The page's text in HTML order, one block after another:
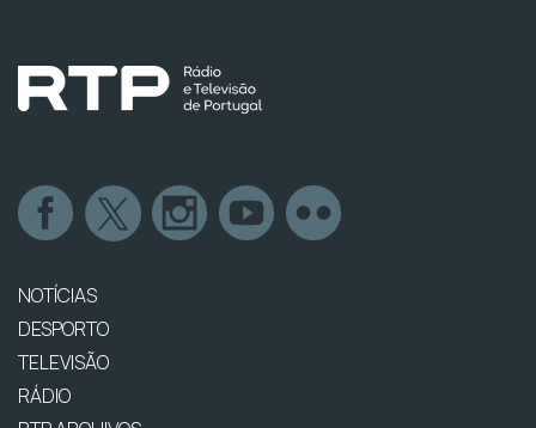
NOTÍCIAS
DESPORTO
TELEVISÃO
RÁDIO